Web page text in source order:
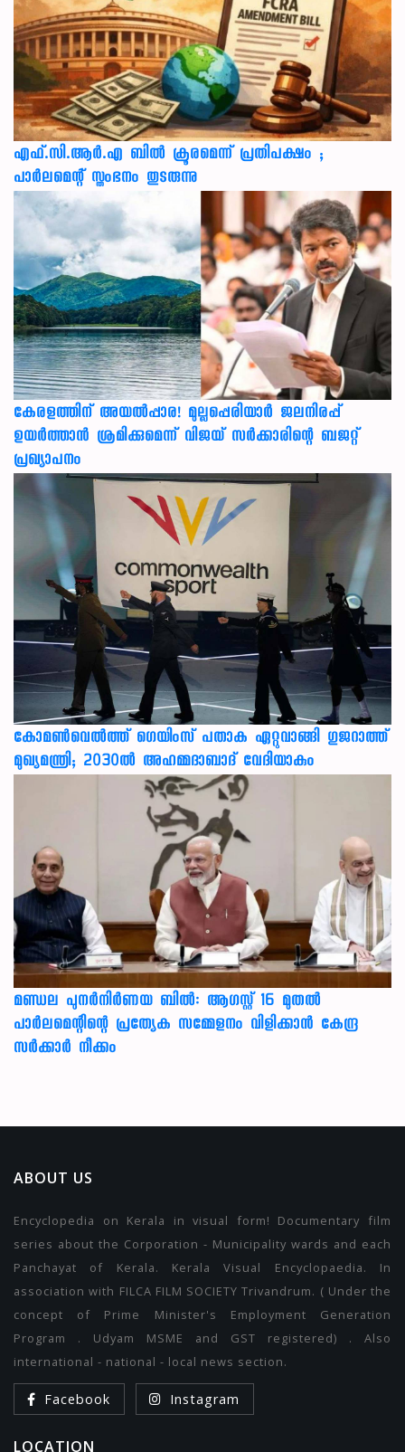
എഫ്.സി.ആർ.എ ബിൽ ക്രൂരമെന്ന് പ്രതിപക്ഷം ;
പാർലമെന്റ് സ്തംഭനം തുടരുന്നു
കേരളത്തിന് അ‌യൽപ്പാര! മുല്ലപ്പെരിയാർ ജലനിരപ്പ്
ഉയർത്താൻ ശ്രമിക്കുമെന്ന് വിജയ് സർക്കാരിന്റെ ബജറ്റ്
പ്രഖ്യാപനം
കോമൺവെൽത്ത് ഗെയിംസ് പതാക ഏറ്റുവാങ്ങി ഗുജറാത്ത്
മുഖ്യമന്ത്രി; 2030ൽ അഹമ്മദാബാദ് വേദിയാകും
മണ്ഡല പുനർനിർണയ ബിൽ: ആഗസ്റ്റ് 16 മുതൽ
പാർലമെന്റിന്റെ പ്രത്യേക സമ്മേളനം വിളിക്കാൻ കേന്ദ്ര
സർക്കാർ നീക്കം
ABOUT US
Encyclopedia on Kerala in visual form! Documentary film
series about the Corporation - Municipality wards and each
Panchayat of Kerala. Kerala Visual Encyclopaedia. In
association with FILCA FILM SOCIETY Trivandrum. ( Under the
concept of Prime Minister's Employment Generation
Program . Udyam MSME and GST registered) . Also
international - national - local news section.
Facebook Instagram
LOCATION